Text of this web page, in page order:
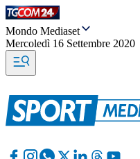
Mondo Mediaset
Mercoledì 16 Settembre 2020